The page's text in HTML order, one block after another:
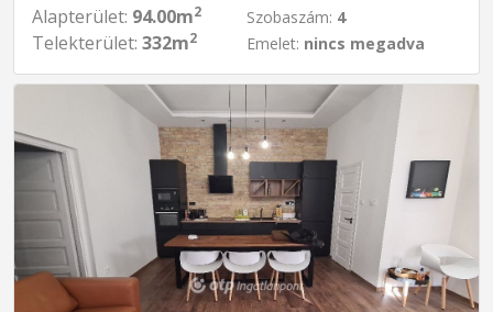
Alapterület: 94.00m2
Telekterület: 332m2
Szobaszám: 4
Emelet: nincs megadva